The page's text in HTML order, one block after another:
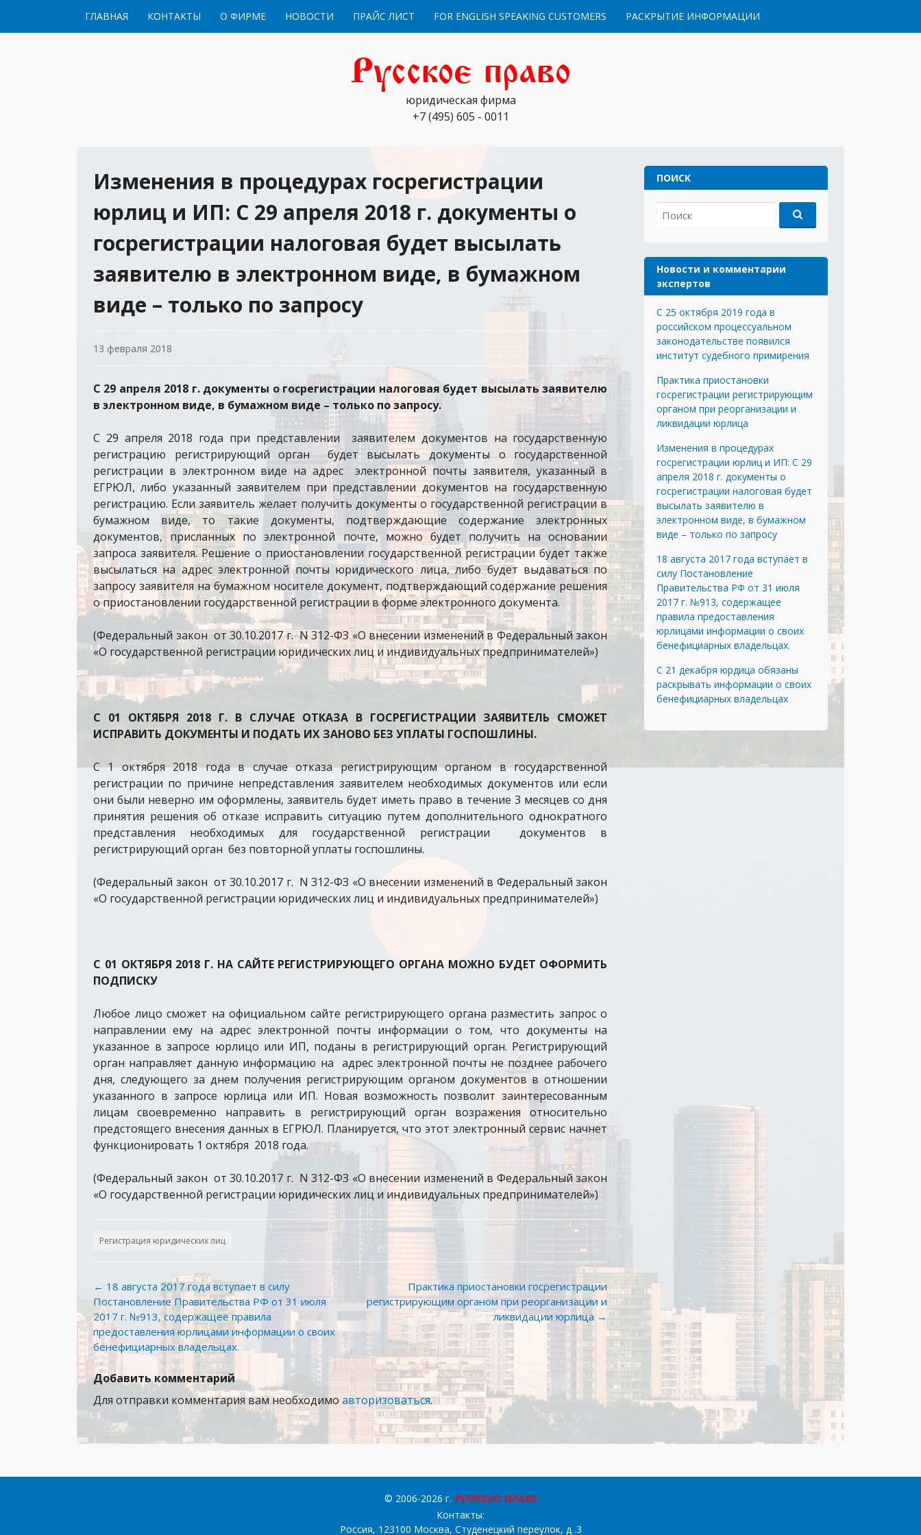
ГЛАВНАЯ КОНТАКТЫ О ФИРМЕ НОВОСТИ ПРАЙС ЛИСТ FOR ENGLISH SPEAKING CUSTOMERS РАСКРЫТИЕ ИНФОРМАЦИИ
Русское право
юридическая фирма
+7 (495) 605 - 0011
Изменения в процедурах госрегистрации
юрлиц и ИП: С 29 апреля 2018 г. документы о
госрегистрации налоговая будет высылать
заявителю в электронном виде, в бумажном
виде – только по запросу
13 февраля 2018
С 29 апреля 2018 г. документы о госрегистрации налоговая будет высылать заявителю
в электронном виде, в бумажном виде – только по запросу.
С 29 апреля 2018 года при представлении заявителем документов на государственную
регистрацию регистрирующий орган будет высылать документы о государственной
регистрации в электронном виде на адрес электронной почты заявителя, указанный в
ЕГРЮЛ, либо указанный заявителем при представлении документов на государственную
регистрацию. Если заявитель желает получить документы о государственной регистрации в
бумажном виде, то такие документы, подтверждающие содержание электронных
документов, присланных по электронной почте, можно будет получить на основании
запроса заявителя. Решение о приостановлении государственной регистрации будет также
высылаться на адрес электронной почты юридического лица, либо будет выдаваться по
запросу заявителя на бумажном носителе документ, подтверждающий содержание решения
о приостановлении государственной регистрации в форме электронного документа.
(Федеральный закон от 30.10.2017 г. N 312-ФЗ «О внесении изменений в Федеральный закон
«О государственной регистрации юридических лиц и индивидуальных предпринимателей»)
С 01 ОКТЯБРЯ 2018 Г. В СЛУЧАЕ ОТКАЗА В ГОСРЕГИСТРАЦИИ ЗАЯВИТЕЛЬ СМОЖЕТ
ИСПРАВИТЬ ДОКУМЕНТЫ И ПОДАТЬ ИХ ЗАНОВО БЕЗ УПЛАТЫ ГОСПОШЛИНЫ.
С 1 октября 2018 года в случае отказа регистрирующим органом в государственной
регистрации по причине непредставления заявителем необходимых документов или если
они были неверно им оформлены, заявитель будет иметь право в течение 3 месяцев со дня
принятия решения об отказе исправить ситуацию путем дополнительного однократного
представления необходимых для государственной регистрации документов в
регистрирующий орган без повторной уплаты госпошлины.
(Федеральный закон от 30.10.2017 г. N 312-ФЗ «О внесении изменений в Федеральный закон
«О государственной регистрации юридических лиц и индивидуальных предпринимателей»)
С 01 ОКТЯБРЯ 2018 Г. НА САЙТЕ РЕГИСТРИРУЮЩЕГО ОРГАНА МОЖНО БУДЕТ ОФОРМИТЬ
ПОДПИСКУ
Любое лицо сможет на официальном сайте регистрирующего органа разместить запрос о
направлении ему на адрес электронной почты информации о том, что документы на
указанное в запросе юрлицо или ИП, поданы в регистрирующий орган. Регистрирующий
орган направляет данную информацию на адрес электронной почты не позднее рабочего
дня, следующего за днем получения регистрирующим органом документов в отношении
указанного в запросе юрлица или ИП. Новая возможность позволит заинтересованным
лицам своевременно направить в регистрирующий орган возражения относительно
предстоящего внесения данных в ЕГРЮЛ. Планируется, что этот электронный сервис начнет
функционировать 1 октября 2018 года.
(Федеральный закон от 30.10.2017 г. N 312-ФЗ «О внесении изменений в Федеральный закон
«О государственной регистрации юридических лиц и индивидуальных предпринимателей»)
Регистрация юридических лиц
Навигация
по
записям
← 18 августа 2017 года вступает в силу
Постановление Правительства РФ от 31 июля
2017 г. №913, содержащее правила
предоставления юрлицами информации о своих
бенефициарных владельцах.
Практика приостановки госрегистрации
регистрирующим органом при реорганизации и
ликвидации юрлица →
Добавить комментарий
Для отправки комментария вам необходимо авторизоваться.
ПОИСК
Новости и комментарии
экспертов
С 25 октября 2019 года в
российском процессуальном
законодательстве появился
институт судебного примирения
Практика приостановки
госрегистрации регистрирующим
органом при реорганизации и
ликвидации юрлица
Изменения в процедурах
госрегистрации юрлиц и ИП: С 29
апреля 2018 г. документы о
госрегистрации налоговая будет
высылать заявителю в
электронном виде, в бумажном
виде – только по запросу
18 августа 2017 года вступает в
силу Постановление
Правительства РФ от 31 июля
2017 г. №913, содержащее
правила предоставления
юрлицами информации о своих
бенефициарных владельцах.
С 21 декабря юрдица обязаны
раскрывать информации о своих
бенефициарных владельцах
© 2006-2026 г. “РУССКОЕ ПРАВО”
Контакты:
Россия, 123100 Москва, Студенецкий переулок, д .3